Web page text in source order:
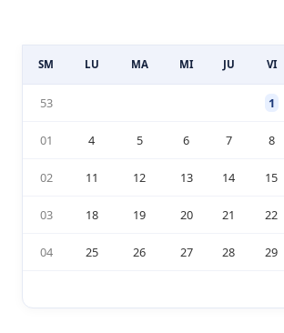
SM LU MA MI JU VI
53 1
01 4 5 6 7 8
02 11 12 13 14 15
03 18 19 20 21 22
04 25 26 27 28 29